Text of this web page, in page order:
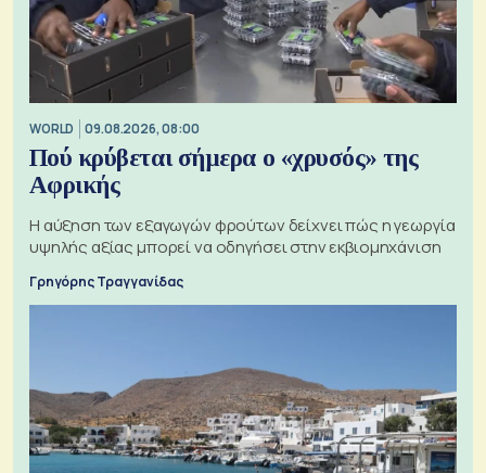
WORLD 09.08.2026, 08:00
Πού κρύβεται σήμερα ο «χρυσός» της
Αφρικής
Η αύξηση των εξαγωγών φρούτων δείχνει πώς η γεωργία
υψηλής αξίας μπορεί να οδηγήσει στην εκβιομηχάνιση
Γρηγόρης Τραγγανίδας